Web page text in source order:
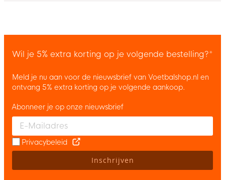
Wil je 5% extra korting op je volgende bestelling?*
Meld je nu aan voor de nieuwsbrief van Voetbalshop.nl en
ontvang 5% extra korting op je volgende aankoop.
Enter your email and accept the privacy policy to subscribe to
Abonneer je op onze nieuwsbrief
Privacybeleid
Inschrijven